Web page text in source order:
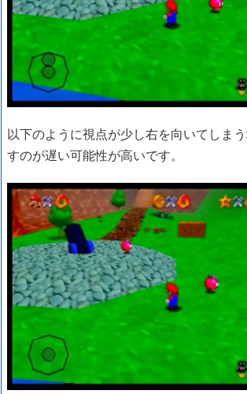
以下のように視点が少し右を向いてしま
すのが遅い可能性が高いです。